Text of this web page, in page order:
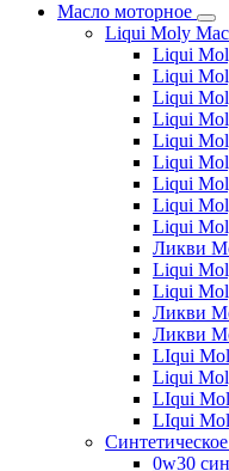
Масло моторное
Liqui Moly
Liqui
Liqui
Liqui
Liqui
Liqui
Liqui
Liqui
Liqui
Liqui
Ликви
Liqui
Liqui
Ликви
Ликви
LIqui
Liqui
LIqui
LIqui
0w30